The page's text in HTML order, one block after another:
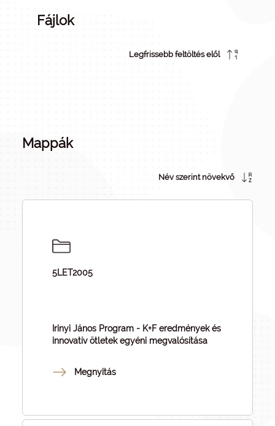
Fájlok
Legfrissebb feltöltés elől
Mappák
Név szerint növekvő
5LET2005
Irinyi János Program - K+F eredmények és
innovatív ötletek egyéni megvalósítása
Megnyitás